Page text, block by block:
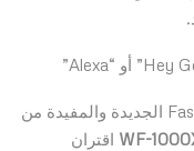
ميزة Fast Pair الجديدة والمفيدة من
WF- اقتران